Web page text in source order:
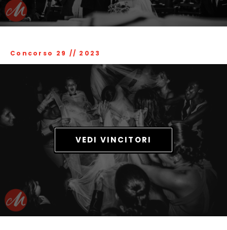
Concorso 29 // 2023
VEDI VINCITORI